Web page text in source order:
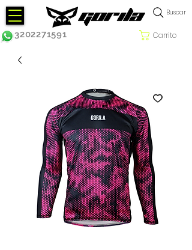
Carrito
3202271591
Buscar